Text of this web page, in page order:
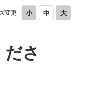
変更
さ